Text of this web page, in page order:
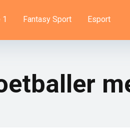
1 Fantasy Sport Esport